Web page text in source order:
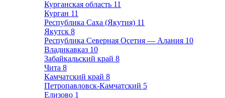
Курганская область 11
Курган 11
Республика Саха (Якутия) 11
Якутск 8
Республика Северная Осетия — Алания 10
Владикавказ 10
Забайкальский край 8
Чита 8
Камчатский край 8
Петропавловск-Камчатский 5
Елизово 1